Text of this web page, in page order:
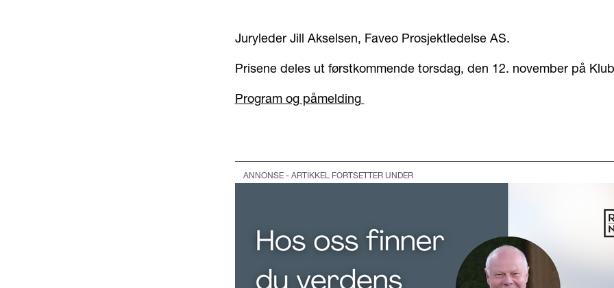
Juryleder Jill Akselsen, Faveo Prosjektledelse AS.
Prisene deles ut førstkommende torsdag, den 12. november på
Program og påmelding
ANNONSE - ARTIKKEL FORTSETTER UNDER